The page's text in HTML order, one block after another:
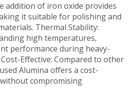
addition of iron oxide provides
it suitable for polishing and
Thermal Stability:
high temperatures,
performance during heavy-
Effective: Compared to other
Alumina offers a cost-
compromising